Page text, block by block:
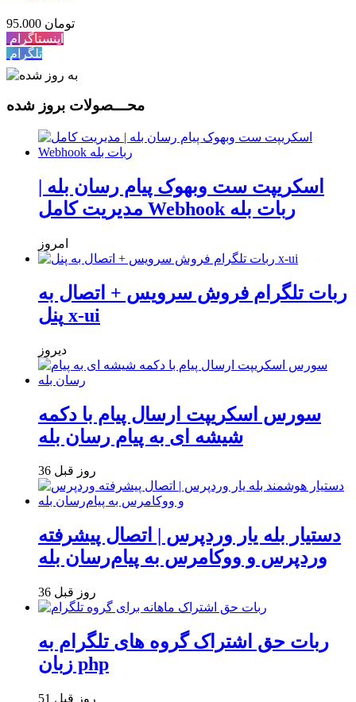
95.000 تومان
اینستاگرام
تلگرام
محـــصولات بروز شده
اسکریپت ست وبهوک پیام رسان بله |
مدیریت کامل Webhook ربات بله
امروز
ربات تلگرام فروش سرویس + اتصال به
پنل x-ui
دیروز
سورس اسکریپت ارسال پیام با دکمه
شیشه ای به پیام رسان بله
36 روز قبل
دستیار بله یار وردپرس | اتصال پیشرفته
وردپرس و ووکامرس به پیام‌رسان بله
36 روز قبل
ربات حق اشتراک گروه های تلگرام به
زبان php
51 روز قبل